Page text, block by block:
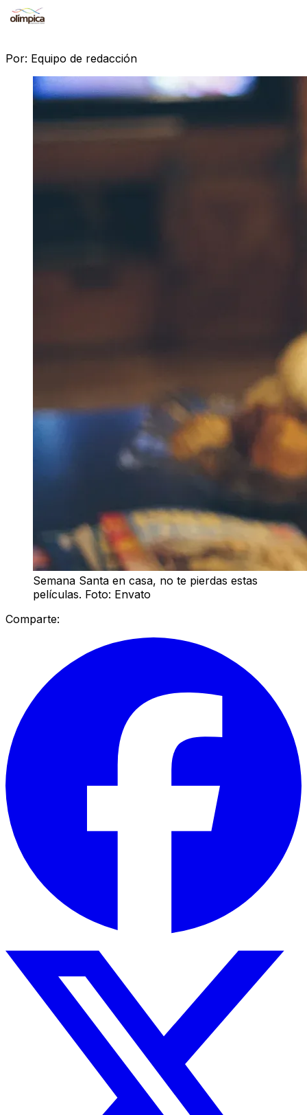
Por: Equipo de redacción
Semana Santa en casa, no te pierdas estas
películas. Foto: Envato
Comparte: